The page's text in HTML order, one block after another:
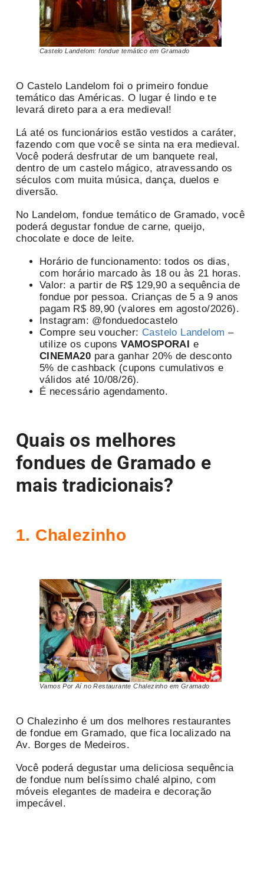
Castelo Landelom: fondue temático em Gramado
O Castelo Landelom foi o primeiro fondue
temático das Américas. O lugar é lindo e te
levará direto para a era medieval!
Lá até os funcionários estão vestidos a caráter,
fazendo com que você se sinta na era medieval.
Você poderá desfrutar de um banquete real,
dentro de um castelo mágico, atravessando os
séculos com muita música, dança, duelos e
diversão.
No Landelom, fondue temático de Gramado, você
poderá degustar fondue de carne, queijo,
chocolate e doce de leite.
Horário de funcionamento: todos os dias,
com horário marcado às 18 ou às 21 horas.
Valor: a partir de R$ 129,90 a sequência de
fondue por pessoa. Crianças de 5 a 9 anos
pagam R$ 89,90 (valores em agosto/2026).
Instagram: @fonduedocastelo
Compre seu voucher: Castelo Landelom –
utilize os cuponsVAMOSPORAI e
CINEMA20 para ganhar 20% de desconto
5% de cashback (cupons cumulativos e
válidos até 10/08/26).
É necessário agendamento.
Quais os melhores
fondues de Gramado e
mais tradicionais?
1. Chalezinho
Vamos Por Aí no Restaurante Chalezinho em Gramado
O Chalezinho é um dos melhores restaurantes
de fondue em Gramado, que fica localizado na
Av. Borges de Medeiros.
Você poderá degustar uma deliciosa sequência
de fondue num belíssimo chalé alpino, com
móveis elegantes de madeira e decoração
impecável.